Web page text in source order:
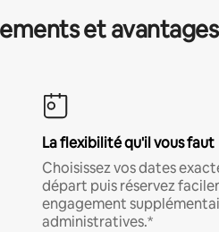
et
La flexibilité qu'il vous faut
Choisissez vos dates
départ puis réservez
engagement
administratives.*